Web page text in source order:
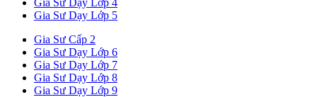
Gia Sư Dạy Lớp 5
Gia Sư Cấp 2
Gia Sư Dạy Lớp 6
Gia Sư Dạy Lớp 7
Gia Sư Dạy Lớp 8
Gia Sư Dạy Lớp 9